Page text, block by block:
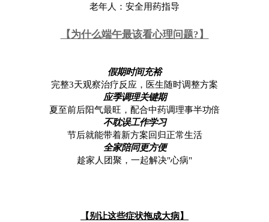
老年人：安全用药指导
【为什么端午最该看心理问题?】
假期时间充裕
完整3天观察治疗反应，医生随时调整方案
应季调理关键期
夏至前后阳气最旺，配合中药调理事半功倍
不耽误工作学习
节后就能带着新方案回归正常生活
全家陪同更方便
趁家人团聚，一起解决"心病"
【别让这些症状拖成大病】